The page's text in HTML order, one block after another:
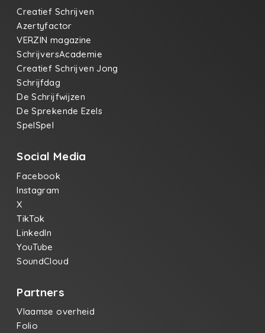
Creatief Schrijven
Azertyfactor
VERZIN magazine
SchrijversAcademie
Creatief Schrijven Jong
Schrijfdag
De Schrijfwijzen
De Sprekende Ezels
SpelSpel
Social Media
Facebook
Instagram
X
TikTok
LinkedIn
YouTube
SoundCloud
Partners
Vlaamse overheid
Folio